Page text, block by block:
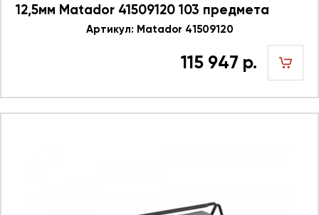
12,5мм Matador 41509120 103 предмета
Артикул: Matador 41509120
115 947 р.